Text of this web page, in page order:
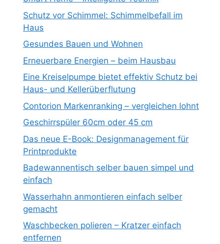
Schutz vor Schimmel: Schimmelbefall im
Haus
Gesundes Bauen und Wohnen
Erneuerbare Energien – beim Hausbau
Eine Kreiselpumpe bietet effektiv Schutz bei
Haus- und Kellerüberflutung
Contorion Markenranking – vergleichen lohnt
Geschirrspüler 60cm oder 45 cm
Das neue E-Book: Designmanagement für
Printprodukte
Badewannentisch selber bauen simpel und
einfach
Wasserhahn anmontieren einfach selber
gemacht
Waschbecken polieren – Kratzer einfach
entfernen